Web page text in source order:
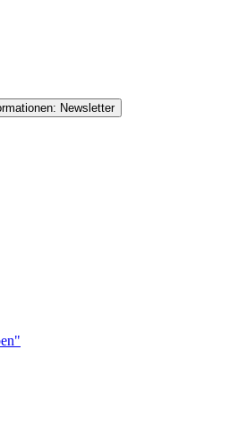
Newsletter